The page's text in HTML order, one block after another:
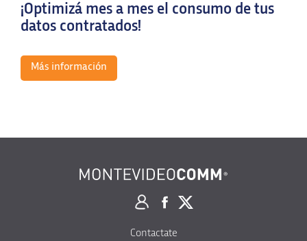
¡Optimizá mes a mes el consumo de tus
datos contratados!
Más información
Contactate